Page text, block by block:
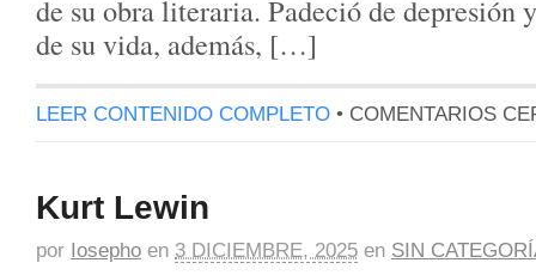
de su obra literaria. Padeció de depresión
de su vida, además, […]
LEER CONTENIDO COMPLETO • COMENTARIOS
Kurt Lewin
por Iosepho en 3 DICIEMBRE, 2025 en SIN